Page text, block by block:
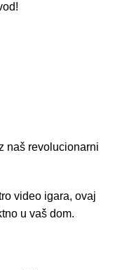
naš revolucionarni
video igara, ovaj
u vaš dom.